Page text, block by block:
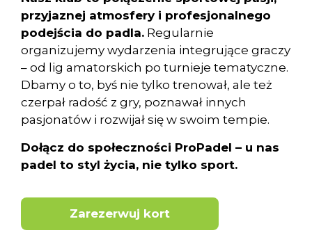
przyjaznej atmosfery i profesjonalnego
podejścia do padla. Regularnie
organizujemy wydarzenia integrujące graczy
– od lig amatorskich po turnieje tematyczne.
Dbamy o to, byś nie tylko trenował, ale też
czerpał radość z gry, poznawał innych
pasjonatów i rozwijał się w swoim tempie.
Dołącz do społeczności ProPadel – u nas
padel to styl życia, nie tylko sport.
Zarezerwuj kort